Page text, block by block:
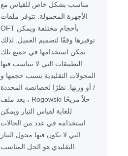
مناسب بشكل خاص للقياس مع
الأجهزة المحمولة. تتوفر ملفات
OFT بأحجام مختلفة ويمكن
توفيرها وفقًا لتصميم العميل. لذلك
يمكن استخدامها في جميع تلك
التطبيقات التي لا تتناسب فيها
المحولات التقليدية بسبب حجمها و
/ أو وزنها. نظرًا لخصائصه المحددة
، يعد ملف Rogowski حلاً مريحًا
للغاية لقياس التيار ويمكن
استخدامه في عدد من الحالات
التي لا يكون فيها محول التيار